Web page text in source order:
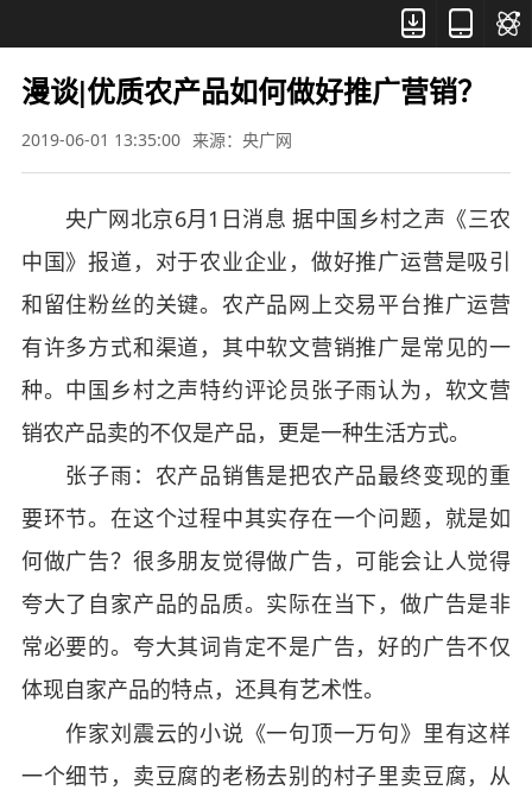



漫谈|优质农产品如何做好推广营销？
2019-06-01 13:35:00 来源：央广网
央广网北京6月1日消息 据中国乡村之声《三农
中国》报道，对于农业企业，做好推广运营是吸引
和留住粉丝的关键。农产品网上交易平台推广运营
有许多方式和渠道，其中软文营销推广是常见的一
种。中国乡村之声特约评论员张子雨认为，软文营
销农产品卖的不仅是产品，更是一种生活方式。
张子雨：农产品销售是把农产品最终变现的重
要环节。在这个过程中其实存在一个问题，就是如
何做广告？很多朋友觉得做广告，可能会让人觉得
夸大了自家产品的品质。实际在当下，做广告是非
常必要的。夸大其词肯定不是广告，好的广告不仅
体现自家产品的特点，还具有艺术性。
作家刘震云的小说《一句顶一万句》里有这样
一个细节，卖豆腐的老杨去别的村子里卖豆腐，从